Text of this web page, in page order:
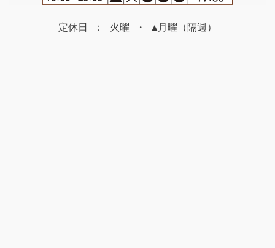
定休日 ： 火曜 ・ ▲月曜（隔週）